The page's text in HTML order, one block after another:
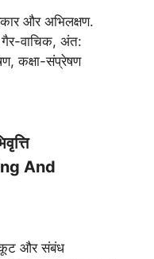
और अभिलक्षण.
गैर-वाचिक, अंत:
कक्षा-संप्रेषण
And
कूट और संबंध